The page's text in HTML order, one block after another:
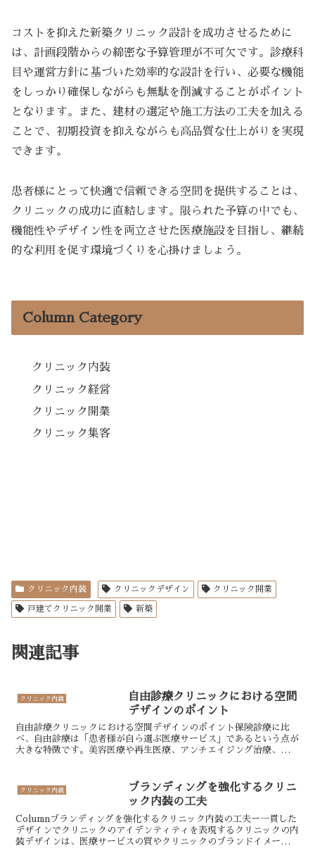
コストを抑えた新築クリニック設計を成功させるために
は、計画段階からの綿密な予算管理が不可欠です。診療科
目や運営方針に基づいた効率的な設計を行い、必要な機能
をしっかり確保しながらも無駄を削減することがポイント
となります。また、建材の選定や施工方法の工夫を加える
ことで、初期投資を抑えながらも高品質な仕上がりを実現
できます。
患者様にとって快適で信頼できる空間を提供することは、
クリニックの成功に直結します。限られた予算の中でも、
機能性やデザイン性を両立させた医療施設を目指し、継続
的な利用を促す環境づくりを心掛けましょう。
Column Category
クリニック内装
クリニック経営
クリニック開業
クリニック集客
クリニック内装 クリニックデザイン クリニック開業
戸建てクリニック開業 新築
関連記事
クリニック内装
自由診療クリニックにおける空間
デザインのポイント
自由診療クリニックにおける空間デザインのポイント保険診療に比
べ、自由診療は「患者様が自ら選ぶ医療サービス」であるという点が
大きな特徴です。美容医療や再生医療、アンチエイジング治療、心療
クリニック内装
ブランディングを強化するクリニ
ック内装の工夫
Columnブランディングを強化するクリニック内装の工夫ー一貫した
デザインでクリニックのアイデンティティを表現するクリニックの内
装デザインは、医療サービスの質やクリニックのブランドイメージを